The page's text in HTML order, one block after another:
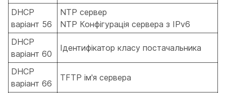
DHCP
варіант 56
NTP сервер
NTP Конфігурація сервера з IPv6
DHCP
варіант 60
Ідентифікатор класу постачальника
DHCP
варіант 66
TFTP ім'я сервера